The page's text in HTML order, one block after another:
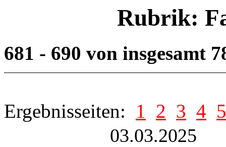
Rubrik:
681 - 690 von insgesamt
Ergebnisseiten: 1 2 3 4 5
03.03.2025